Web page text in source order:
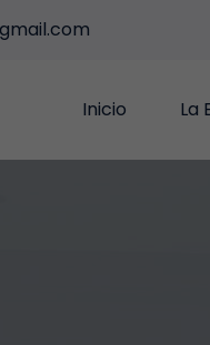
Inicio La